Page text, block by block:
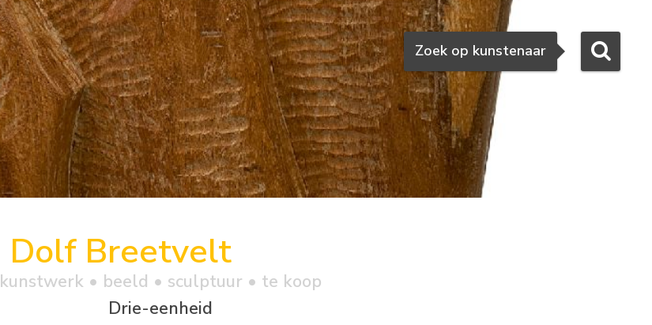
Zoeken
Zoek op kunstenaar
Dolf Breetvelt
kunstwerk • beeld • sculptuur • te koop
Drie-eenheid